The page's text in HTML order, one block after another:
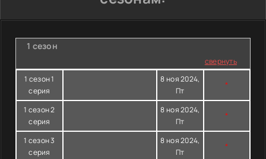
1 сезон
свернуть
1 сезон 1
серия
8 ноя 2024,
Пт
*
1 сезон 2
серия
8 ноя 2024,
Пт
*
1 сезон 3
серия
8 ноя 2024,
Пт
*